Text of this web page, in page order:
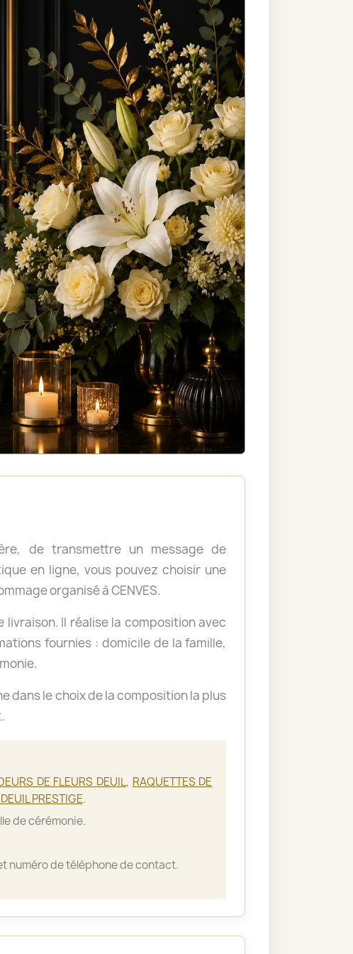
de transmettre un message de
en ligne, vous pouvez choisir une
organisé à CENVES.
livraison. Il réalise la composition avec
fournies : domicile de la famille,
dans le choix de la composition la plus
DE FLEURS DEUIL, RAQUETTES DE
PRESTIGE.
de cérémonie.
numéro de téléphone de contact.